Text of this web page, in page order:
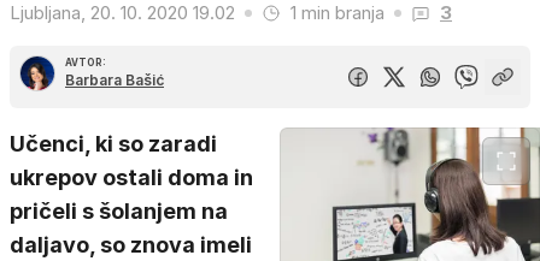
Ljubljana, 20. 10. 2020 19.02 1 min branja 3
AVTOR:
Barbara Bašić
Učenci, ki so zaradi
ukrepov ostali doma in
pričeli s šolanjem na
daljavo, so znova imeli